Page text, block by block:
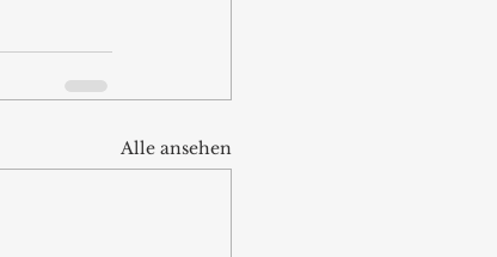
Alle ansehen